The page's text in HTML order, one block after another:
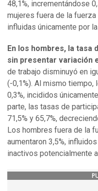
48,1%, incrementándose
mujeres fuera de la
influidas únicamente por
En los hombres, la tasa
sin presentar variación
de trabajo disminuyó en
(-0,1%). Al mismo
0,3%, incididos
parte, las tasas de
71,5% y 65,7%,
Los hombres fuera de la
aumentaron 3,5%,
inactivos potencialmente